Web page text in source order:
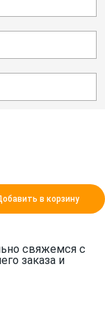
свяжемся с
заказа и
в корзину